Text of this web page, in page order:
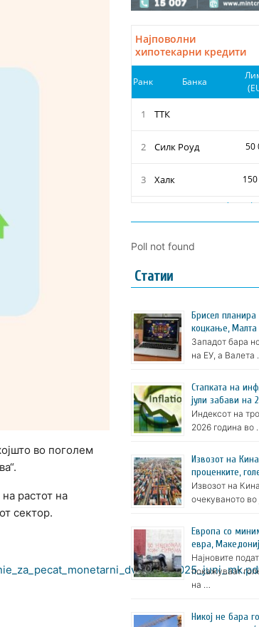
во поголем
растот на
сектор.
Poll not found
Статии
Брисел
коцкање, Малта
Западот бара
на ЕУ, а Валета
Стапката на
јули забави на
Индексот на
2026 година во
Извозот на
проценките,
Извозот на
очекуваното во
Европа со
евра,
Најновите
покажуваат
на …
Никој не бара